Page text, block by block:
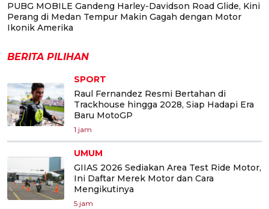
PUBG MOBILE Gandeng Harley-Davidson Road Glide, Kini
Perang di Medan Tempur Makin Gagah dengan Motor
Ikonik Amerika
BERITA PILIHAN
SPORT
Raul Fernandez Resmi Bertahan di
Trackhouse hingga 2028, Siap Hadapi Era
Baru MotoGP
1 jam
UMUM
GIIAS 2026 Sediakan Area Test Ride Motor,
Ini Daftar Merek Motor dan Cara
Mengikutinya
5 jam